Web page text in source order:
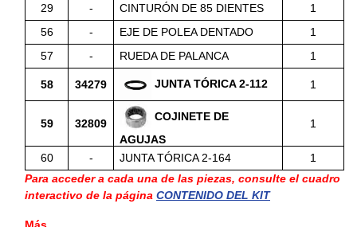
29
- CINTURÓN DE 85 DIENTES
1
56
- EJE DE POLEA DENTADO
1
57
- RUEDA DE PALANCA 1
58 34279 JUNTA TÓRICA 2-112 1
59 32809
COJINETE DE
AGUJAS
1
60 - JUNTA TÓRICA 2-164
1
Para acceder a cada una de las piezas, consulte el cuadro
interactivo de la página CONTENIDO DEL KIT